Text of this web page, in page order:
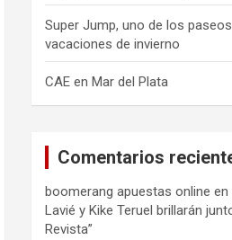
Super Jump, uno de los
vacaciones de invierno
CAE en Mar del Plata
Comentarios
boomerang apuestas online en
Lavié y Kike Teruel brillarán
Revista”